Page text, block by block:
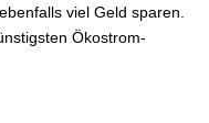
viel Geld sparen.
Ökostrom-